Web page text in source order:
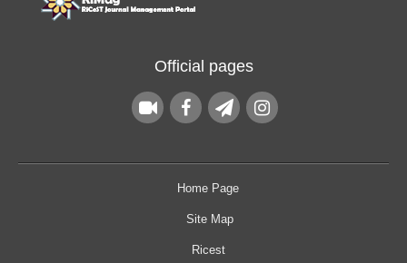
Official pages
Home Page
Site Map
Ricest